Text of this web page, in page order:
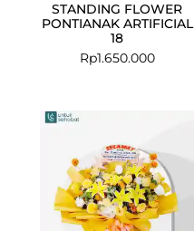
STANDING FLOWER
PONTIANAK ARTIFICIAL
18
Rp1.650.000